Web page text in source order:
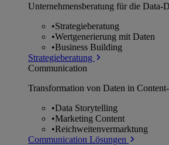
Unternehmens­beratung für die Data-
•Strategieberatung
•Wertgenerierung mit Daten
•Business Building
Strategieberatung
Communication
Transformation von Daten in
•Data Storytelling
•Marketing Content
•Reichweitenvermarktung
Communication Lösungen